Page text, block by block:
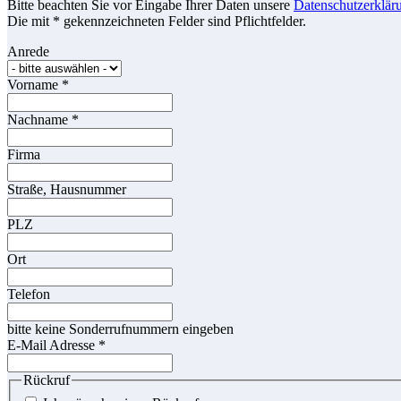
Bitte beachten Sie vor Eingabe Ihrer Daten unsere
Die mit * gekennzeichneten Felder sind Pflichtfelder.
Anrede
Vorname *
Nachname *
Firma
Straße, Hausnummer
PLZ
Ort
Telefon
bitte keine Sonderrufnummern eingeben
E-Mail Adresse *
Rückruf